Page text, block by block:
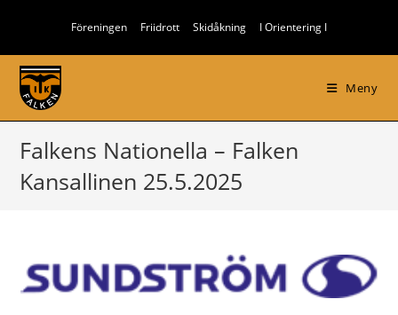
innehållet
Föreningen Friidrott Skidåkning I Orientering I
Meny
Falkens Nationella – Falken
Kansallinen 25.5.2025